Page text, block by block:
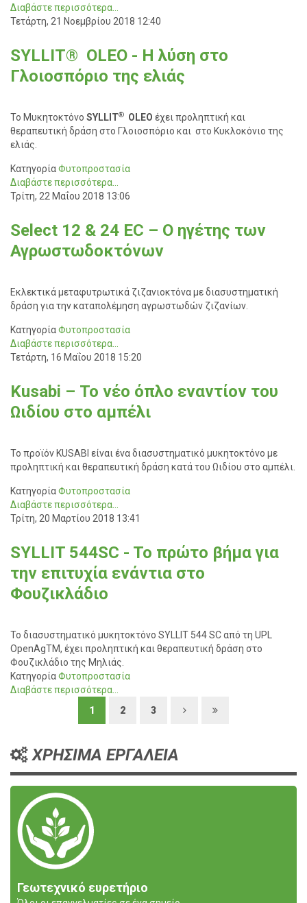
Διαβάστε περισσότερα...
Τετάρτη, 21 Νοεμβρίου 2018 12:40
SYLLIT® OLEO - H λύση στο
Γλοιοσπόριο της ελιάς
Το Μυκητοκτόνο SYLLIT® OLEO έχει προληπτική και
θεραπευτική δράση στο Γλοιοσπόριο και στο Κυκλοκόνιο της
ελιάς.
ΚατηγορίαΦυτοπροστασία
Διαβάστε περισσότερα...
Τρίτη, 22 Μαΐου 2018 13:06
Select 12 & 24 EC – Ο ηγέτης των
Αγρωστωδοκτόνων
Εκλεκτικά μεταφυτρωτικά ζιζανιοκτόνα με διασυστηματική
δράση για την καταπολέμηση αγρωστωδών ζιζανίων.
ΚατηγορίαΦυτοπροστασία
Διαβάστε περισσότερα...
Τετάρτη, 16 Μαΐου 2018 15:20
Kusabi – Το νέο όπλο εναντίον του
Ωιδίου στο αμπέλι
Το προϊόν KUSABI είναι ένα διασυστηματικό μυκητοκτόνο με
προληπτική και θεραπευτική δράση κατά του Ωιδίου στο αμπέλι.
ΚατηγορίαΦυτοπροστασία
Διαβάστε περισσότερα...
Τρίτη, 20 Μαρτίου 2018 13:41
SYLLIT 544SC - To πρώτο βήμα για
την επιτυχία ενάντια στο
Φουζικλάδιο
Το διασυστηματικό μυκητοκτόνο SYLLIT 544 SC από τη UPL
OpenAgTM, έχει προληπτική και θεραπευτική δράση στο
Φουζικλάδιο της Μηλιάς.
ΚατηγορίαΦυτοπροστασία
Διαβάστε περισσότερα...
1
2 3
ΧΡΗΣΙΜΑ ΕΡΓΑΛΕΙΑ
Γεωτεχνικό ευρετήριο